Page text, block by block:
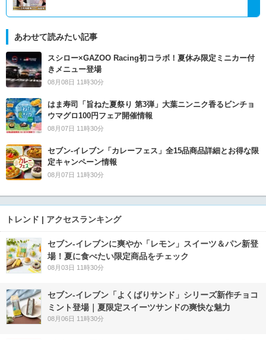
あわせて読みたい記事
スシロー×GAZOO Racing初コラボ！夏休み限定ミニカー付
きメニュー登場
08月08日 11時30分
はま寿司「旨ねた夏祭り 第3弾」大葉ニンニク香るビンチョ
ウマグロ100円フェア開催情報
08月07日 11時30分
セブン‐イレブン「カレーフェス」全15品商品詳細とお得な限
定キャンペーン情報
08月07日 11時30分
トレンド | アクセスランキング
セブン‐イレブンに爽やか「レモン」スイーツ＆パン新登
場！夏に食べたい限定商品をチェック
08月03日 11時30分
セブン‐イレブン「よくばりサンド」シリーズ新作チョコ
ミント登場｜夏限定スイーツサンドの爽快な魅力
08月06日 11時30分